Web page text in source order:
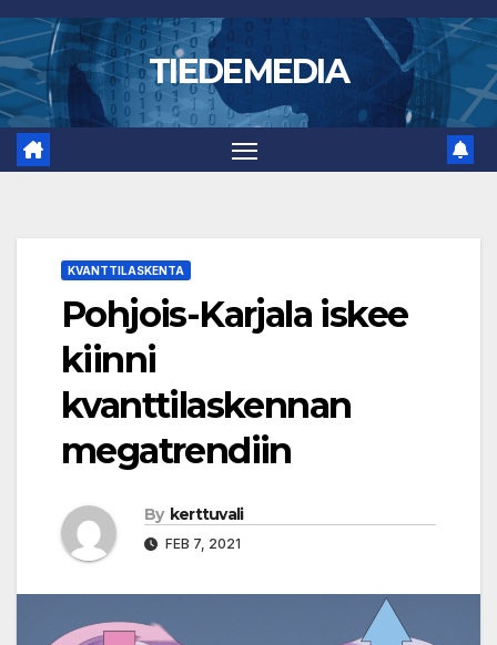
Skip
to
content
TIEDEMEDIA
KVANTTILASKENTA
Pohjois-Karjala iskee
kiinni
kvanttilaskennan
megatrendiin
By kerttuvali
FEB 7, 2021